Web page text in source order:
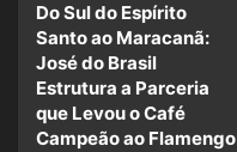
Do Sul do Espírito
Santo ao Maracanã:
José do Brasil
Estrutura a Parceria
que Levou o Café
Campeão ao Flamengo